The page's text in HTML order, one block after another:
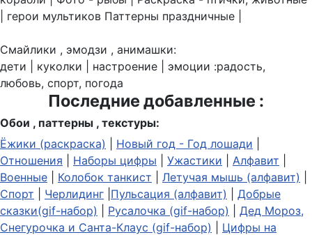
| герои мультиков Паттерны праздничные |
Смайлики , эмодзи , анимашки:
дети | куколки | настроение | эмоции :радость,
любовь, спорт, погода
Последние добавленные :
Обои , паттерны , текстуры:
Ёжики (раскраска)
Новый год - Год лошади
Отношения
Наборы цифры Ужастики Алфавит
Военные
Колобок танкист Летучая мышь (алфавит)
Спорт
Черлидинг Пульсация (алфавит)
Добрые
сказки(gif-набор)
Русалочка (gif-набор)
Дед Мороз,
Снегурочка и Санта-Клаус (gif-набор)
Цифры на